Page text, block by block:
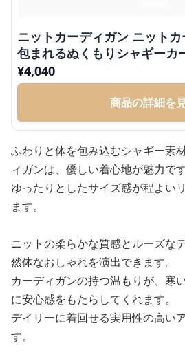
ニットカーディガン ニット
包まれるぬくもりシャギーカ
¥4,040
商品の詳細を
ふわりと体を包み込むシャギー素
ィガンは、優しい着心地が魅力です
ゆったりとしたサイズ感が程よい
ます。
ニットの柔らかな質感とルーズな
然体なおしゃれを演出できます。
カーディガンの持つ温もりが、寒
に安心感をもたらしてくれます。
デイリーに着回せる実用性の高い
す。